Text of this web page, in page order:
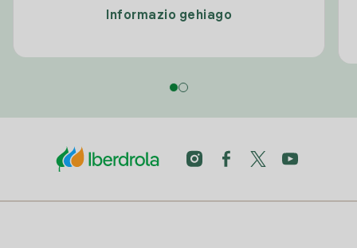
Informazio gehiago